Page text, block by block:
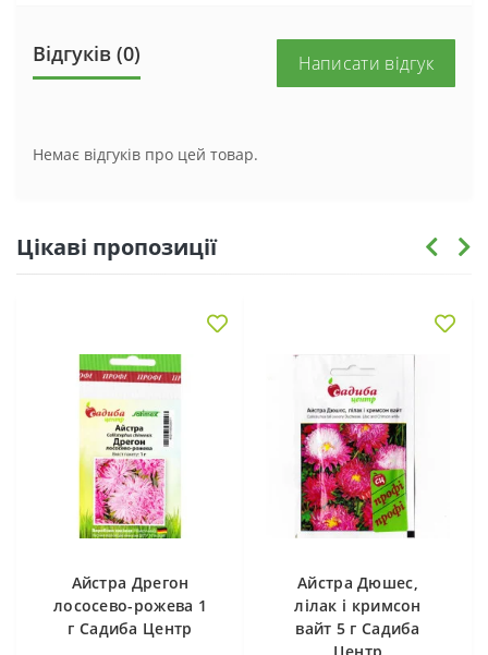
Відгуків (0) Написати відгук
Немає відгуків про цей товар.
Цікаві пропозиції
Айстра Дрегон
лососево-рожева 1
г Садиба Центр
Айстра Дюшес,
лілак і кримсон
вайт 5 г Садиба